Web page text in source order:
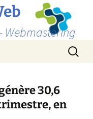
Webmastering
30,6
en